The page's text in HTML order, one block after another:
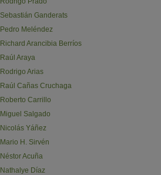
Sebastián Ganderats
Pedro Meléndez
Richard Arancibia Berríos
Raúl Araya
Rodrigo Arias
Raúl Cañas Cruchaga
Roberto Carrillo
Miguel Salgado
Nicolás Yáñez
Mario H. Sirvén
Néstor Acuña
Nathalye Díaz